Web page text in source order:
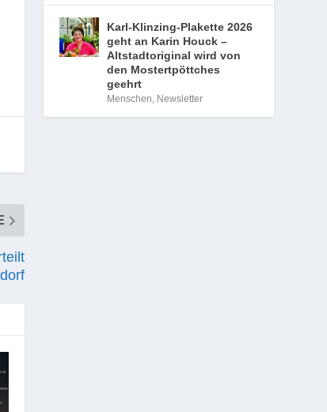
Karl-Klinzing-Plakette 2026
geht an Karin Houck –
Altstadtoriginal wird von
den Mostertpöttches
geehrt
Menschen, Newsletter